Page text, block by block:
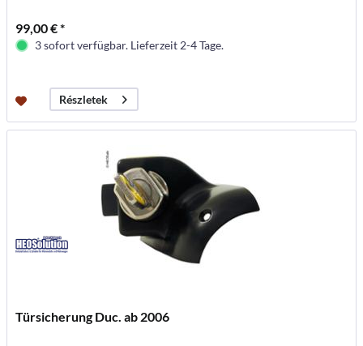
99,00 € *
3 sofort verfügbar. Lieferzeit 2-4 Tage.
Részletek
Türsicherung Duc. ab 2006